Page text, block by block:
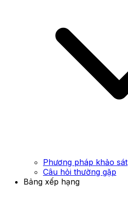
Phương pháp khảo sát
Câu hỏi thường gặp
Bảng xếp hạng